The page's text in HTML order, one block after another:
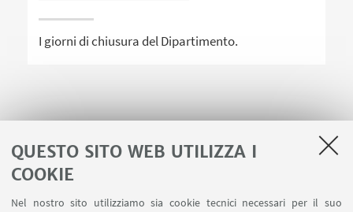
QUESTO SITO WEB UTILIZZA I
COOKIE
Nel nostro sito utilizziamo sia cookie tecnici necessari per il suo
I giorni di chiusura del Dipartimento.